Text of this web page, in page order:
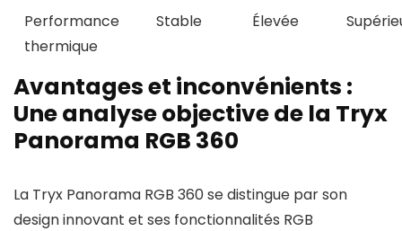
Performance
thermique
Stable Élevée
Avantages et inconvénients :
Une analyse objective de la Tryx
Panorama RGB 360
La Tryx Panorama RGB 360 se distingue par son
design innovant et ses fonctionnalités RGB